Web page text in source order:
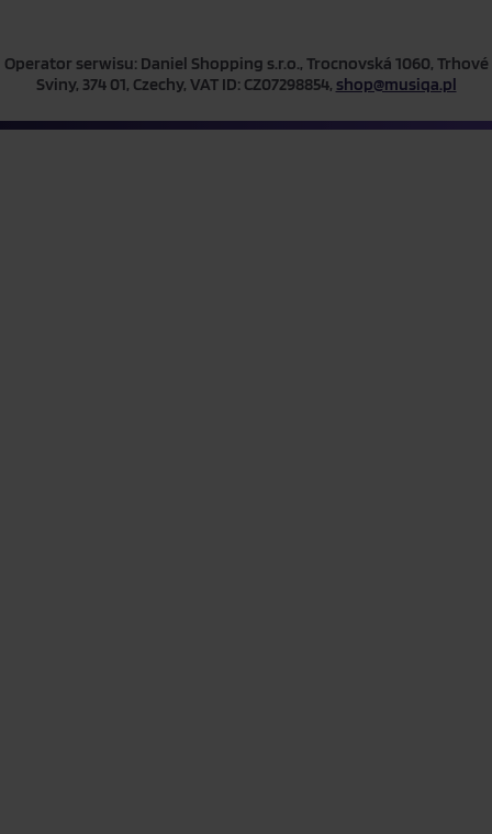
Operator serwisu: Daniel Shopping s.r.o., Trocnovská 1060, Trhové
Sviny, 374 01, Czechy, VAT ID: CZ07298854, shop@musiqa.pl